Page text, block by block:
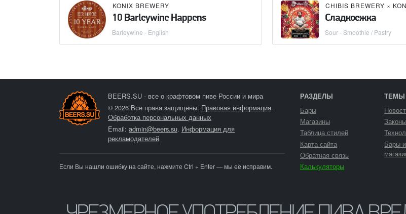
KONIX BREWERY
10 Barleywine Happens
Barleywine - English
CHIBIS BREWERY × KONIX
Сладкоежка
Sour - Smoothie / Pastry
BEERS.SU - все о крафтовом пиве России и мира
© 2026 Все права защищены. Правовая информация.
Обработка персональных данных
Email: admin@beers.su. Информация для
рекламодателей
Если Вы нашли ошибку на сайте, нажмите Ctrl + Enter — мы её исправим.
РАЗДЕЛЫ
Бары
Магазины
Таблица стилей
Карта сайта
Обратная связь
Калькуляторы
ТЕМЫ
Законы
Бары и